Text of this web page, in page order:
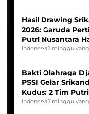
Hasil Drawing
2026: Garuda
Putri Nusantara
Indonesia2 minggu
Bakti Olahraga
PSSI Gelar
Kudus: 2 Tim
Tim Asia
Indonesia2 minggu